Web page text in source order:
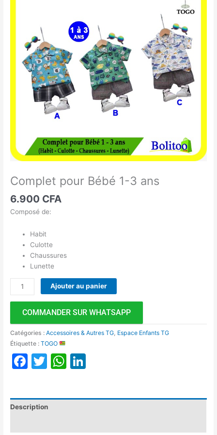
Complet pour Bébé 1-3 ans
6.900 CFA
Composé de:
Habit
Culotte
Chaussures
Lunette
Ajouter au panier
COMMANDER SUR WHATSAPP
Catégories :Accessoires & Autres TG Espace Enfants TG
Étiquette :TOGO
Facebook
TwitterWhatsApp
Description